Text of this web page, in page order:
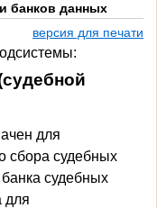
банков данных
версия для печати
для
сбора судебных
судебных
для